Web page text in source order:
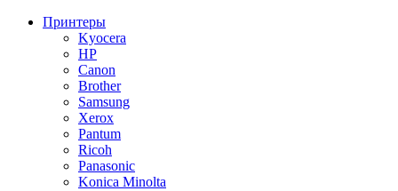
Принтеры
Kyocera
HP
Canon
Brother
Samsung
Xerox
Pantum
Ricoh
Panasonic
Konica Minolta